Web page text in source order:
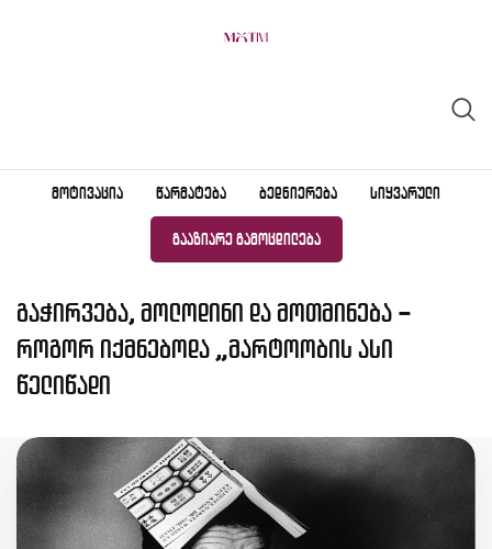
ᲛᲝᲢᲘᲕᲐᲪᲘᲐ ᲬᲐᲠᲛᲐᲢᲔᲑᲐ ᲑᲔᲓᲜᲘᲔᲠᲔᲑᲐ ᲡᲘᲧᲕᲐᲠᲣᲚᲘ
ᲒᲐᲐᲖᲘᲐᲠᲔ ᲒᲐᲛᲝᲪᲓᲘᲚᲔᲑᲐ
გაჭირვება, მოლოდინი და მოთმინება –
როგორ იქმნებოდა „მარტოობის ასი
წელიწადი